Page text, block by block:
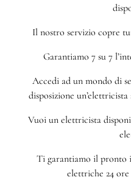
Il nostro servizio copre
Garantiamo 7 su 7
Accedi ad un mondo di
disposizione
Vuoi un elettricista
Ti garantiamo il pronto
elettriche 24 ore